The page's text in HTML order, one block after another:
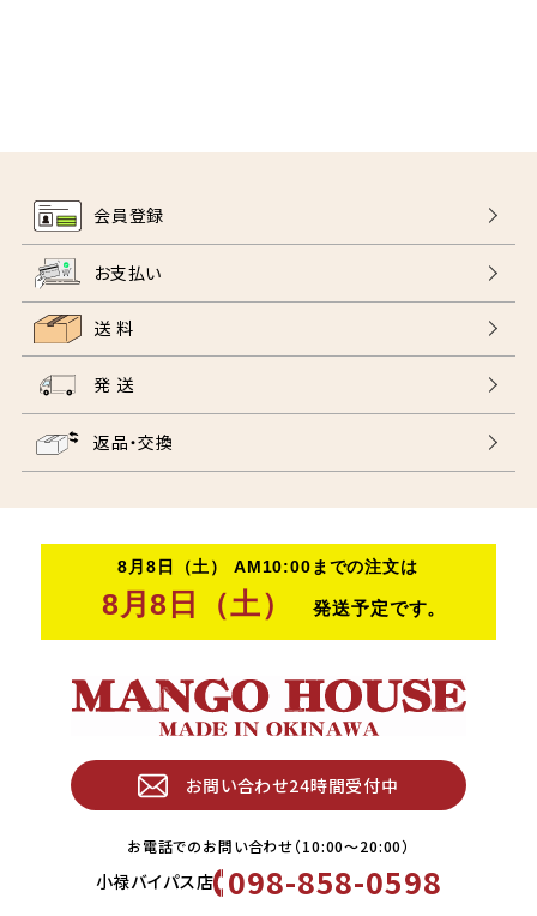
会員登録
お支払い
送 料
発 送
返品・交換
お問い合わせ24時間受付中
お電話でのお問い合わせ（10:00〜20:00）
小禄バイパス店 098-858-0598